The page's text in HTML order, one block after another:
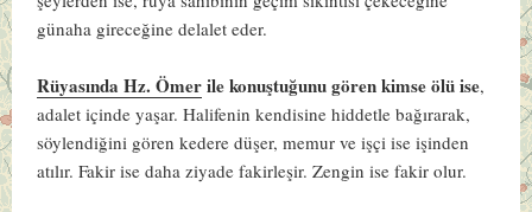
günaha gireceğine delalet eder.
Rüyasında Hz. Ömerile konuştuğunu gören kimse ölü ise,
adalet içinde yaşar. Halifenin kendisine hiddetle bağırarak,
söylendiğini gören kedere düşer, memur ve işçi ise işinden
atılır. Fakir ise daha ziyade fakirleşir. Zengin ise fakir olur.